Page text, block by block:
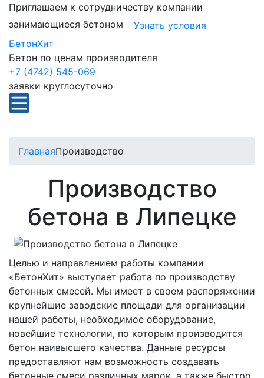
Приглашаем к сотрудничеству компании
занимающиеся бетоном
Узнать условия
БетонХит
Бетон по ценам производителя
+7 (4742) 545-069
заявки круглосуточно
ГлавнаяПроизводство
Производство
бетона в Липецке
Целью и направлением работы компании
«БетонХит» выступает работа по производству
бетонных смесей. Мы имеет в своем распоряжении
крупнейшие заводские площади для организации
нашей работы, необходимое оборудование,
новейшие технологии, по которым производится
бетон наивысшего качества. Данные ресурсы
предоставляют нам возможность создавать
бетонные смеси различных марок, а также быстро